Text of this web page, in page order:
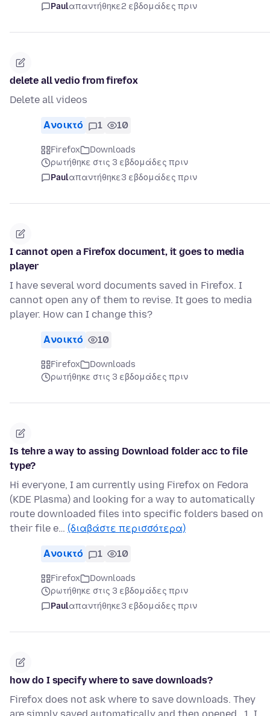
Paulαπαντήθηκε2 εβδομάδες πριν
delete all vedio from firefox
Delete all videos
Ανοικτό 1 10
Firefox
Downloads
ρωτήθηκε στις 3 εβδομάδες πριν
Paulαπαντήθηκε3 εβδομάδες πριν
I cannot open a Firefox document, it goes to media
player
I have several word documents saved in Firefox. I
cannot open any of them to revise. It goes to media
player. How can I change this?
Ανοικτό 10
Firefox
Downloads
ρωτήθηκε στις 3 εβδομάδες πριν
Is tehre a way to assing Download folder acc to file
type?
Hi everyone, I am currently using Firefox on Fedora
(KDE Plasma) and looking for a way to automatically
route downloaded files into specific folders based on
their file e… (διαβάστε περισσότερα)
Ανοικτό 1 10
Firefox
Downloads
ρωτήθηκε στις 3 εβδομάδες πριν
Paulαπαντήθηκε3 εβδομάδες πριν
how do I specify where to save downloads?
Firefox does not ask where to save downloads. They